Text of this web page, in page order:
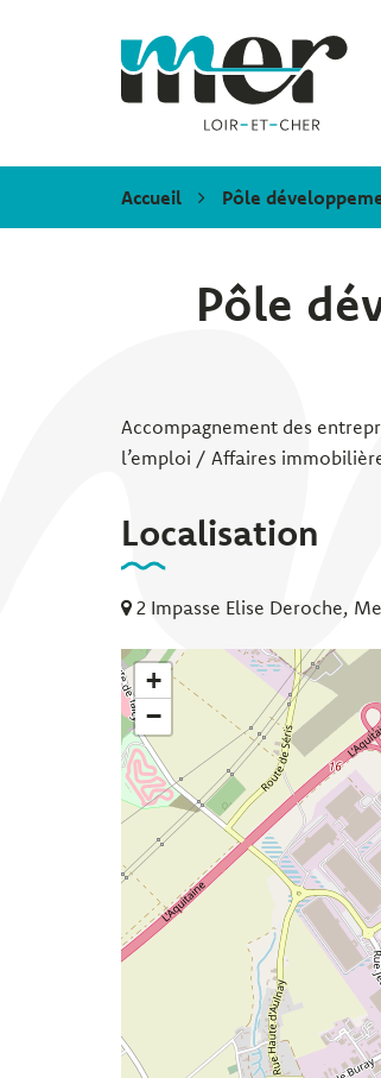
Mer
Accueil Pôle
Pôle
Accompagnement des
l’emploi / Affaires
Localisation
2 Impasse Elise Deroche,
+
−